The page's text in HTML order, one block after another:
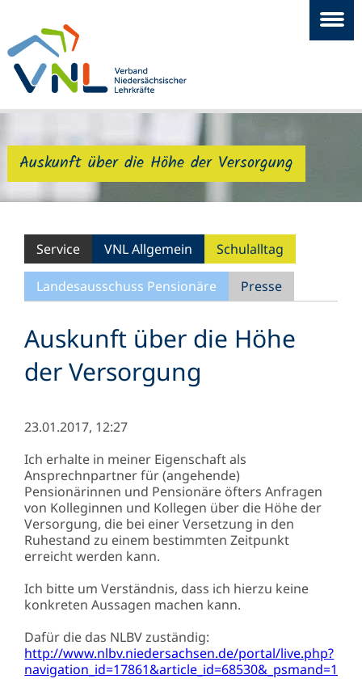
Auskunft über die Höhe der Versorgung
Service VNL Allgemein Schulalltag
Landesausschuss Pensionäre Presse
Auskunft über die Höhe
der Versorgung
23.01.2017, 12:27
Ich erhalte in meiner Eigenschaft als
Ansprechnpartner für (angehende)
Pensionärinnen und Pensionäre öfters Anfragen
von Kolleginnen und Kollegen über die Höhe der
Versorgung, die bei einer Versetzung in den
Ruhestand zu einem bestimmten Zeitpunkt
erreicht werden kann.
Ich bitte um Verständnis, dass ich hierzu keine
konkreten Aussagen machen kann.
Dafür die das NLBV zuständig:
http://www.nlbv.niedersachsen.de/portal/live.php?
navigation_id=17861&article_id=68530&_psmand=111